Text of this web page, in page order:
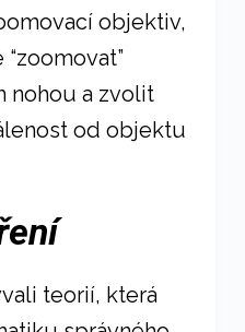
objektiv,
nohou a zvolit
od objektu
teorií, která